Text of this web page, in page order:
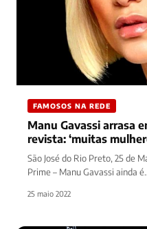
FAMOSOS NA REDE
Manu Gavassi arrasa
revista: ‘muitas
São José do Rio Preto, 25 de
Prime – Manu Gavassi ainda
25 maio 2022